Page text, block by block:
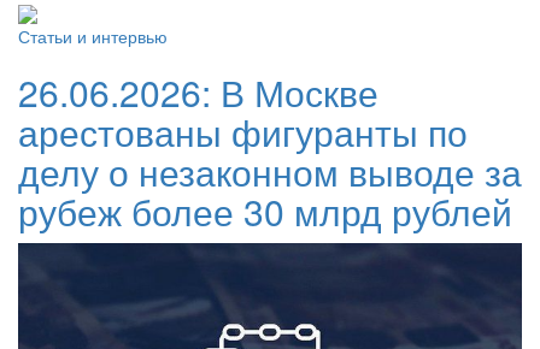
Статьи и интервью
26.06.2026: В Москве
арестованы фигуранты по
делу о незаконном выводе за
рубеж более 30 млрд рублей